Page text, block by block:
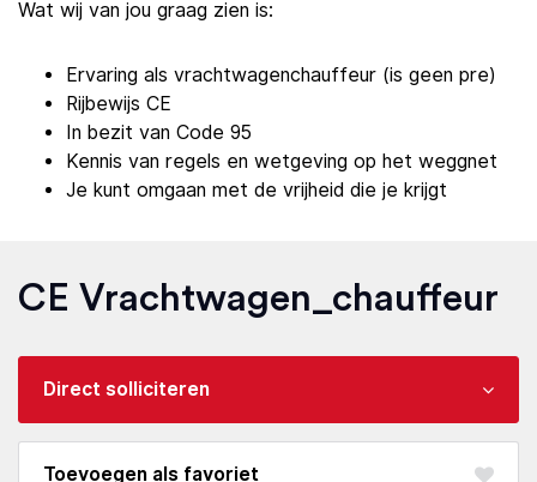
Wat wij van jou graag zien is:
Ervaring als vrachtwagenchauffeur (is geen pre)
Rijbewijs CE
In bezit van Code 95
Kennis van regels en wetgeving op het weggnet
Je kunt omgaan met de vrijheid die je krijgt
CE Vrachtwagen_chauffeur
Direct solliciteren
favoriet